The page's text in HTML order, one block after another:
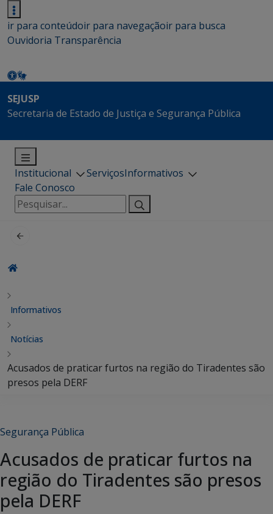
ir para conteúdoir para navegaçãoir para busca
Ouvidoria Transparência
SEJUSP
Secretaria de Estado de Justiça e Segurança Pública
Institucional ServiçosInformativos
Fale Conosco
Pesquisar
por:
Informativos
Notícias
Acusados de praticar furtos na região do Tiradentes são
presos pela DERF
Segurança Pública
Acusados de praticar furtos na
região do Tiradentes são presos
pela DERF